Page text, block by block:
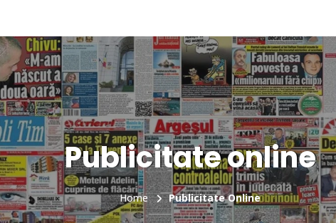
Publicitate online
Home Publicitate Online